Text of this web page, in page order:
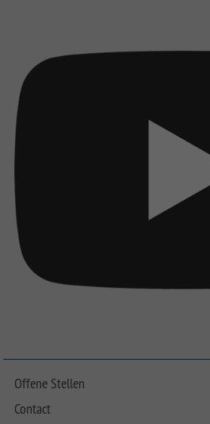
Offene Stellen
Contact